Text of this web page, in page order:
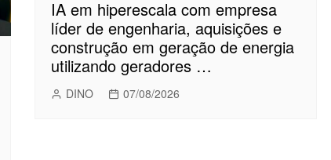
IA em hiperescala com empresa
líder de engenharia, aquisições e
construção em geração de energia
utilizando geradores …
DINO 07/08/2026